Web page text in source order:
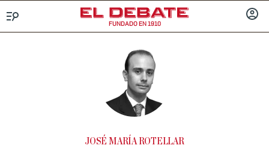
FUNDADO EN 1910
JOSÉ MARÍA ROTELLAR